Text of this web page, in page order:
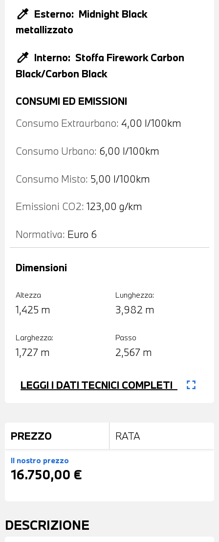
colorize Esterno: Midnight Black
metallizzato
colorize Interno: Stoffa Firework Carbon
Black/Carbon Black
CONSUMI ED EMISSIONI
Consumo Extraurbano: 4,00 l/100km
Consumo Urbano: 6,00 l/100km
Consumo Misto: 5,00 l/100km
Emissioni CO2: 123,00 g/km
Normativa: Euro 6
Altezza
1,425 m
Lunghezza:
3,982 m
Dimensioni
Larghezza:
1,727 m
Passo
2,567 m
LEGGI I DATI TECNICI COMPLETI fullscreen
PREZZO RATA
Il nostro prezzo
16.750,00 €
DESCRIZIONE